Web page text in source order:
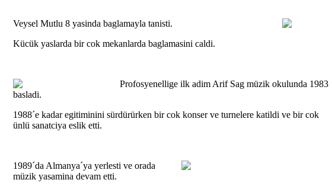
Veysel Mutlu 8 yasinda baglamayla tanisti.
Kücük yaslarda bir cok mekanlarda baglamasini caldi.
Profosyenellige ilk adim Arif Sag müzik okulunda 1983
basladi.
1988´e kadar egitiminini sürdürürken bir cok konser ve turnelere katildi ve bir cok
ünlü sanatciya eslik etti.
1989´da Almanya´ya yerlesti ve orada
müzik yasamina devam etti.